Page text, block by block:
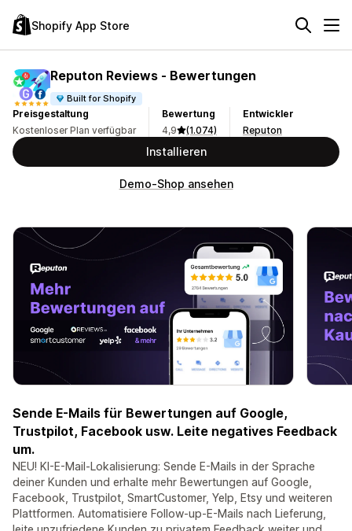
Shopify App Store
Reputon Reviews ‑ Bewertungen
Built for Shopify
Preisgestaltung
Kostenloser Plan verfügbar
Bewertung
4,9
(1.074)
Entwickler
Reputon
Installieren
Demo-Shop ansehen
Sende E-Mails für Bewertungen auf Google,
Trustpilot, Facebook usw. Leite negatives Feedback
um.
NEU! KI-E-Mail-Lokalisierung: Sende E-Mails in der Sprache
deiner Kunden und erhalte mehr Bewertungen auf Google,
Facebook, Trustpilot, SmartCustomer, Yelp, Etsy und weiteren
Plattformen. Automatisiere Follow-up-E-Mails nach Lieferung,